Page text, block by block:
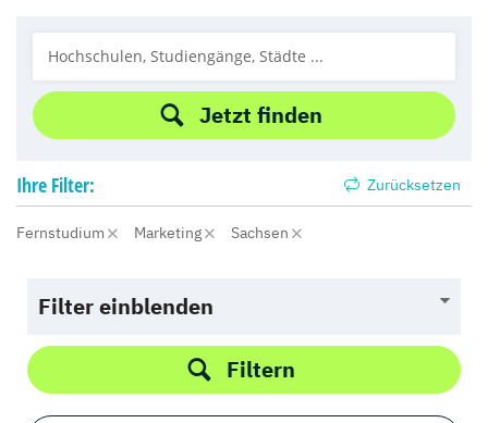
Jetzt finden
Ihre Filter: Zurücksetzen
Fernstudium Marketing Sachsen
Filter einblenden
Filtern